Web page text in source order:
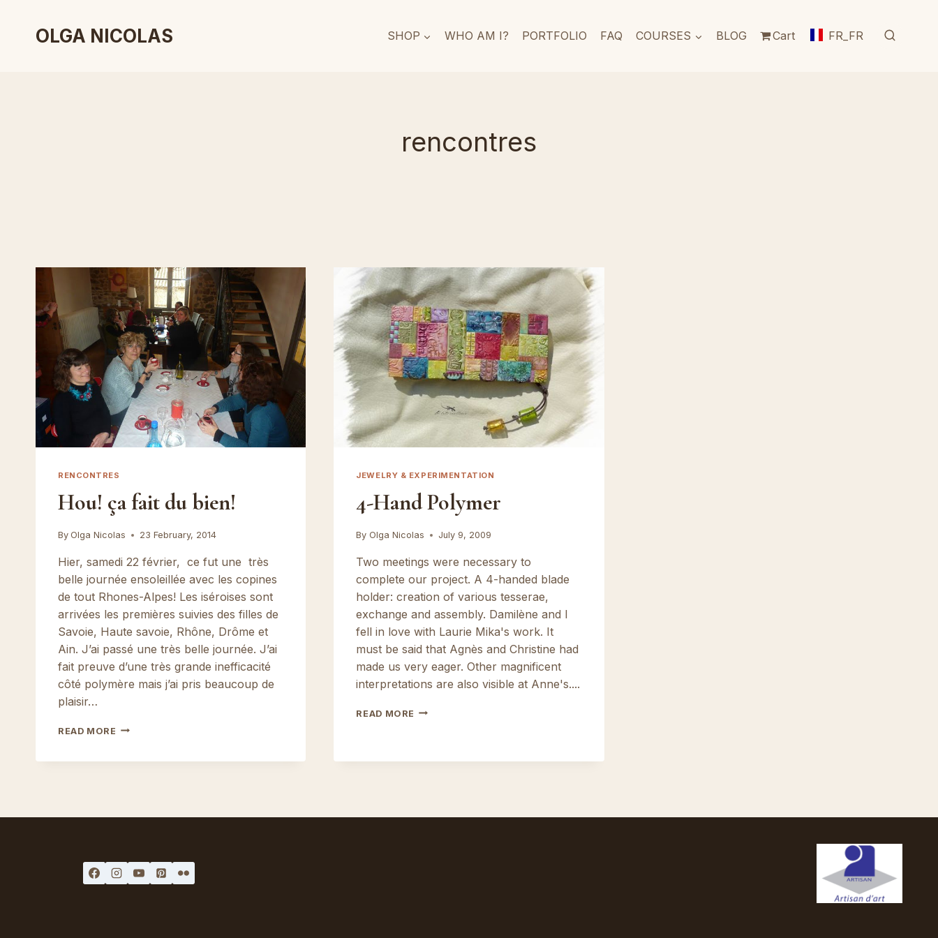
contentOLGA NICOLAS SHOP WHO AM I? PORTFOLIO FAQ COURSES BLOG Cart FR_FR
rencontres
RENCONTRES
Hou! ça fait du bien!
By Olga Nicolas 23 February, 2014
Hier, samedi 22 février, ce fut une très
belle journée ensoleillée avec les copines
de tout Rhones-Alpes! Les iséroises sont
arrivées les premières suivies des filles de
Savoie, Haute savoie, Rhône, Drôme et
Ain. J’ai passé une très belle journée. J’ai
fait preuve d’une très grande inefficacité
côté polymère mais j’ai pris beaucoup de
plaisir…
READ MORE HOU!
JEWELRY & EXPERIMENTATION
4-Hand Polymer
By Olga Nicolas July 9, 2009
Two meetings were necessary to
complete our project. A 4-handed blade
holder: creation of various tesserae,
exchange and assembly. Damilène and I
fell in love with Laurie Mika's work. It
must be said that Agnès and Christine had
made us very eager. Other magnificent
interpretations are also visible at Anne's....
READ MORE 4-